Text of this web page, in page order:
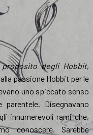
degli Hobbit,
passione Hobbit per le
uno spiccato senso
Disegnavano
innumerevoli rami che,
conoscere. Sarebbe